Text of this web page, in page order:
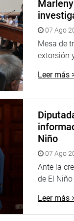
07 Ago
Mesa de
extorsión
Leer más
Niño
07 Ago
Ante la
de El
Leer más